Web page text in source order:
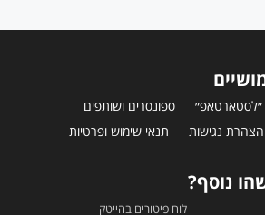
״לסטארטאפ״
ספונסרים ושותפים
הצהרת נגישות תנאי שימוש ופרטיות
נוסף?
לוח פיטורים בהייטק